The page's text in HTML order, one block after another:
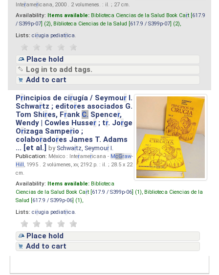
Interamericana, 2000 . 2 volumenes. : il. ; 27 cm.
Availability: Items available: Biblioteca Ciencias de la Salud Book Cart [ 617.9
/ S399p-07 ] (2), Biblioteca Ciencias de la Salud [ 617.9 / S399p-07 ] (2),
Lists: cirugia pediatrica
Place hold
Log in to add tags.
Add to cart
Principios de cirugía / Seymour I.
Schwartz ; editores asociados G.
Tom Shires, Frank C. Spencer,
Wendy | Cowles Husser ; tr. Jorge
Orizaga Samperio ;
colaboradores James T. Adams
... [et al.]by Schwartz, Seymour I.
Publication: México : Interamericana - McGraw-
Hill, 1995 . 2 volúmenes, xv, 2192 p. : il. ; 28.5 x 22
cm.
Availability: Items available: Biblioteca
Ciencias de la Salud Book Cart [ 617.9 / S399p-06 ] (1), Biblioteca Ciencias de la
Salud [ 617.9 / S399p-06 ] (1),
Lists: cirugia pediatrica
Place hold
Add to cart